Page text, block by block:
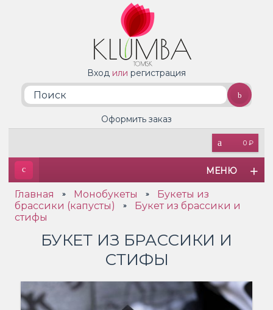
Вход или регистрация
0 ₽
Оформить заказ
МЕНЮ
Главная » Монобукеты »
Букеты из
брассики (капусты)
»
Букет из брассики и
стифы
БУКЕТ ИЗ БРАССИКИ И
СТИФЫ